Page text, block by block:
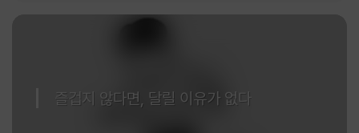
즐겁지 않다면, 달릴 이유가 없다